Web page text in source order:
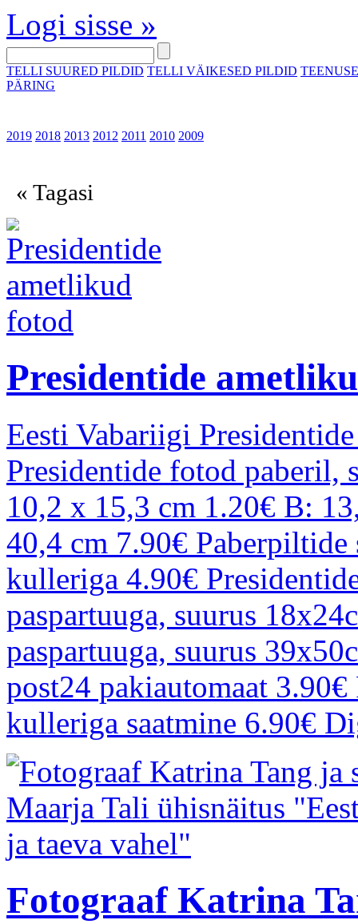
Logi sisse »
TELLI SUURED PILDID TELLI VÄIKESED PILDID
PÄRING
2019 2018 2013 2012 2011 2010 2009
« Tagasi
Presidentide
Eesti Vabariigi
Presidentide fotod paberil,
10,2 x 15,3 cm 1.20€ B:
40,4 cm 7.90€
kulleriga 4.90€
paspartuuga, suurus
paspartuuga, suurus
post24 pakiautomaat
kulleriga saatmine 6.90€
Fotograaf Katrina